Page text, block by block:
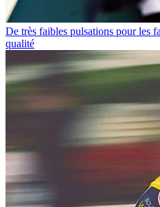
De très faibles pulsations pour les
qualité